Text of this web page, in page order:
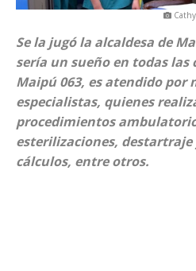
Se la jugó la alcaldesa de
sería un sueño en todas las
Maipú 063, es atendido por
especialistas, quienes
procedimientos
esterilizaciones, destartraje
cálculos, entre otros.